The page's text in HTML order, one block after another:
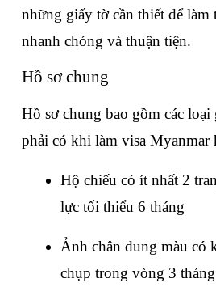
những giấy tờ cần thiết để làm
nhanh chóng và thuận tiện.
Hồ sơ chung
Hồ sơ chung bao gồm các
phải có khi làm visa Myanmar
Hộ chiếu có ít nhất 2
lực tối thiểu 6 tháng
Ảnh chân dung màu có
chụp trong vòng 3